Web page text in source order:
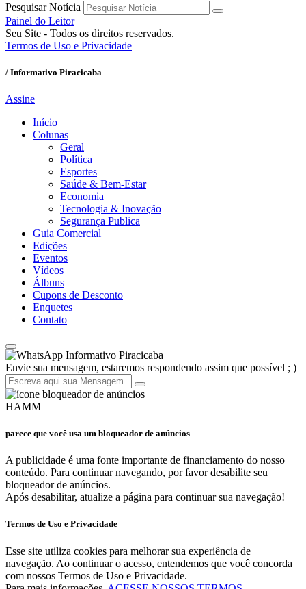
Pesquisar Notícia
Painel do Leitor
Seu Site - Todos os direitos reservados.
Termos de Uso e Privacidade
/ Informativo Piracicaba
Assine
Início
Colunas
Geral
Política
Esportes
Saúde & Bem-Estar
Economia
Tecnologia & Inovação
Segurança Publica
Guia Comercial
Edições
Eventos
Vídeos
Álbuns
Cupons de Desconto
Enquetes
Contato
Informativo Piracicaba
Envie sua mensagem, estaremos respondendo assim que possível ; )
HAMM
parece que você usa um bloqueador de anúncios
A publicidade é uma fonte importante de financiamento do nosso
conteúdo. Para continuar navegando, por favor desabilite seu
bloqueador de anúncios.
Após desabilitar, atualize a página para continuar sua navegação!
Termos de Uso e Privacidade
Esse site utiliza cookies para melhorar sua experiência de
navegação. Ao continuar o acesso, entendemos que você concorda
com nossos Termos de Uso e Privacidade.